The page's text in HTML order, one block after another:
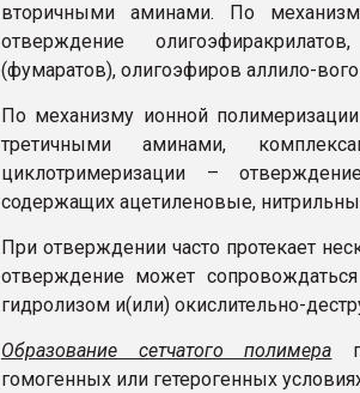
вторичными аминами. По
отверждение
(фумаратов), олигоэфиров аллило-вого
По механизму ионной
третичными аминами,
циклотримеризации –
содержащих ацетиленовые,
При отверждении часто протекает
отверждение может
гидролизом и(или) окислительно-
Образование сетчатого полимера
гомогенных или гетерогенных